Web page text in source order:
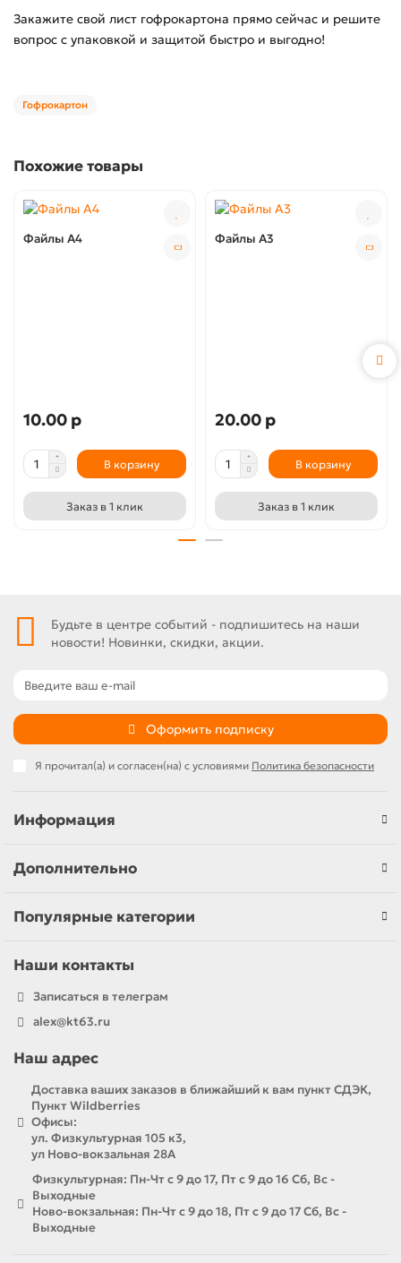
Закажите свой лист гофрокартона прямо сейчас и решите
вопрос с упаковкой и защитой быстро и выгодно!
Гофрокартон
Похожие товары
Файлы А4
10.00 р
В корзину
Заказ в 1 клик
Файлы А3
20.00 р
В корзину
Заказ в 1 клик
Будьте в центре событий - подпишитесь на наши
новости! Новинки, скидки, акции.
Оформить подписку
Я прочитал(а) и согласен(на) с условиями Политика безопасности
Информация
Дополнительно
Популярные категории
Наши контакты
Записаться в телеграм
alex@kt63.ru
Наш адрес
Доставка ваших заказов в ближайший к вам пункт СДЭК,
Пункт Wildberries
Офисы:
ул. Физкультурная 105 к3,
ул Ново-вокзальная 28А
Физкультурная: Пн-Чт с 9 до 17, Пт с 9 до 16 Сб, Вс -
Выходные
Ново-вокзальная: Пн-Чт с 9 до 18, Пт с 9 до 17 Сб, Вс -
Выходные